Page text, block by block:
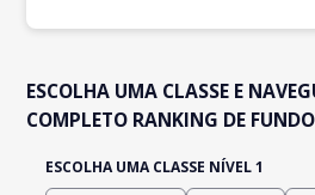
ESCOLHA UMA CLASSE E
COMPLETO RANKING DE
ESCOLHA UMA CLASSE NÍVEL 1